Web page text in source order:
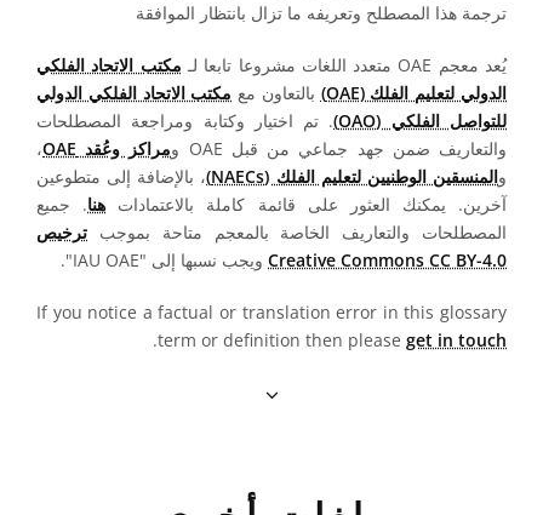
ترجمة هذا المصطلح وتعريفه ما تزال بانتظار الموافقة
يُعد معجم OAE متعدد اللغات مشروعا تابعا لـ
مكتب الاتحاد الفلكي
الدولي لتعليم الفلك (OAE)
بالتعاون مع مكتب الاتحاد الفلكي الدولي
للتواصل الفلكي (OAO)
. تم اختيار وكتابة ومراجعة المصطلحات
والتعاريف ضمن جهد جماعي من قبل OAE و
مراكز وعُقد OAE
،
والمنسقين الوطنيين لتعليم الفلك (NAECs)
، بالإضافة إلى متطوعين
آخرين. يمكنك العثور على قائمة كاملة بالاعتمادات هنا. جميع
المصطلحات والتعاريف الخاصة بالمعجم متاحة بموجب ترخيص
Creative Commons CC BY-4.0 ويجب نسبها إلى "IAU OAE".
If you notice a factual or translation error in this glossary
term or definition then please get in touch
.